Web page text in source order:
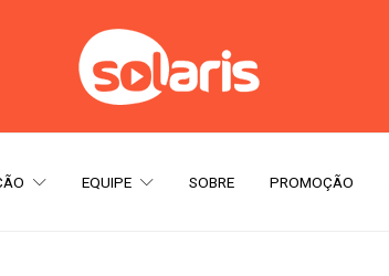
EQUIPE SOBRE PROMOÇÃO